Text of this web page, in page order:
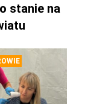
stanie na